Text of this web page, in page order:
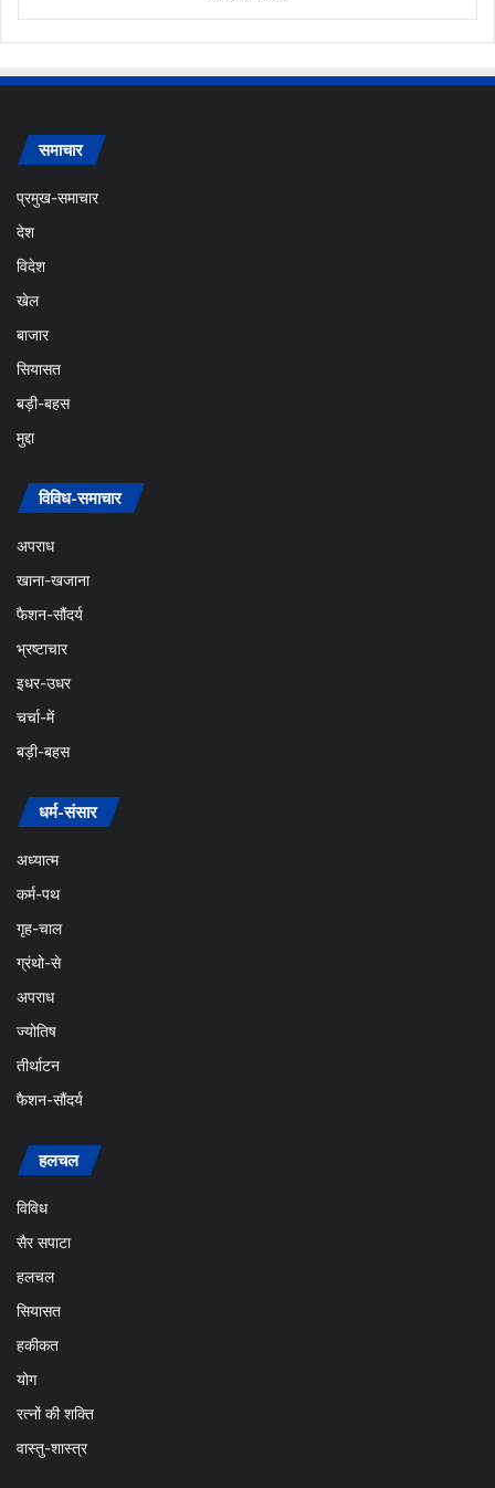
समाचार
प्रमुख-समाचार
देश
विदेश
खेल
बाजार
सियासत
बड़ी-बहस
मुद्दा
विविध-समाचार
अपराध
खाना-खजाना
फैशन-सौंदर्य
भ्रष्टाचार
इधर-उधर
चर्चा-में
बड़ी-बहस
धर्म-संसार
अध्यात्म
कर्म-पथ
गृह-चाल
ग्रंथो-से
अपराध
ज्योतिष
तीर्थाटन
फैशन-सौंदर्य
हलचल
विविध
सैर सपाटा
हलचल
सियासत
हकीकत
योग
रत्नों की शक्ति
वास्तु-शास्त्र